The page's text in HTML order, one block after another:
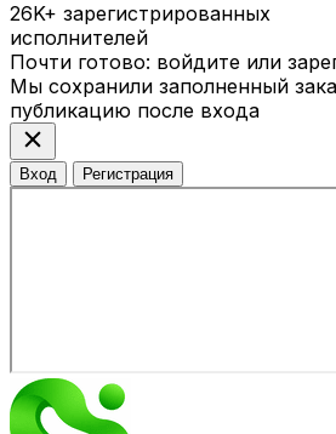
26K+ зарегистрированных
исполнителей
Почти готово: войдите или
Мы сохранили заполненный
публикацию после входа
close
Вход Регистрация